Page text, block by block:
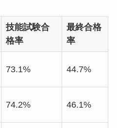
技能試験合
格率
最終合格
率
73.1% 44.7%
74.2% 46.1%